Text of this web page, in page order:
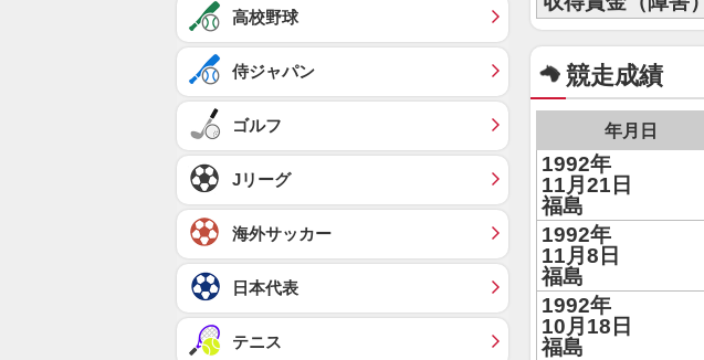
競走成績
年月日
1992年
11月21日
福島
1992年
11月8日
福島
1992年
10月18日
福島
高校野球
侍ジャパン
ゴルフ
Jリーグ
海外サッカー
日本代表
テニス